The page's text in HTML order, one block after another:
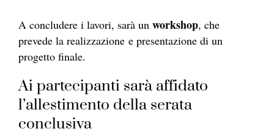
A concludere i lavori, sarà un workshop, che
prevede la realizzazione e presentazione di un
progetto finale.
Ai partecipanti sarà affidato
l’allestimento della serata
conclusiva